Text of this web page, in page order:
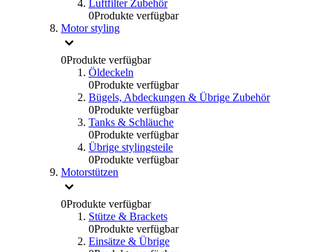
Luftfilter Zubehör
0Produkte verfügbar
Motor styling
0Produkte verfügbar
Öldeckeln
0Produkte verfügbar
Bügels, Abdeckungen & Übrige Zubehör
0Produkte verfügbar
Tanks & Schläuche
0Produkte verfügbar
Übrige stylingsteile
0Produkte verfügbar
Motorstützen
0Produkte verfügbar
Stütze & Brackets
0Produkte verfügbar
Einsätze & Übrige